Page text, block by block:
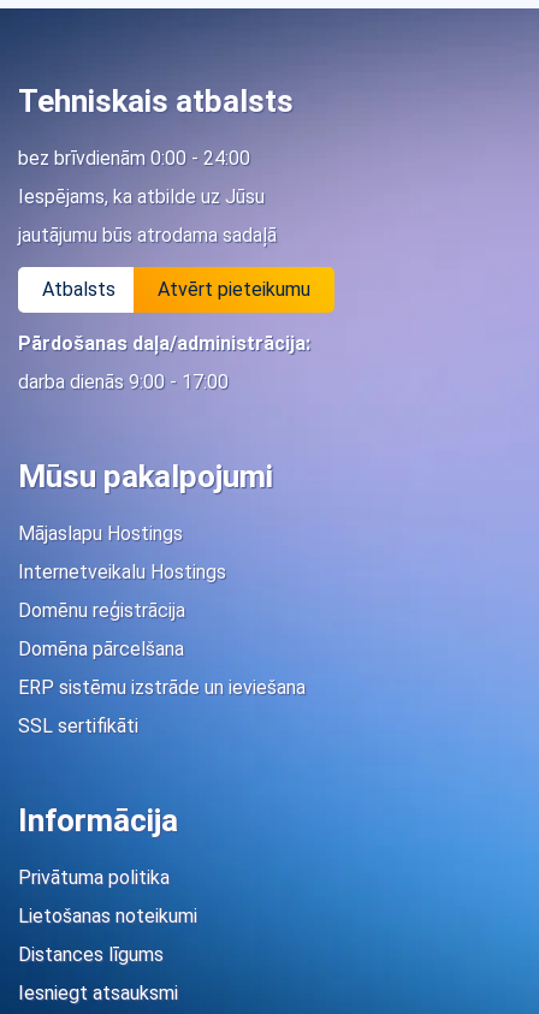
Tehniskais atbalsts
bez brīvdienām 0:00 - 24:00
Iespējams, ka atbilde uz Jūsu
jautājumu būs atrodama sadaļā
Atbalsts Atvērt pieteikumu
Pārdošanas daļa/administrācija:
darba dienās 9:00 - 17:00
Mūsu pakalpojumi
Mājaslapu Hostings
Internetveikalu Hostings
Domēnu reģistrācija
Domēna pārcelšana
ERP sistēmu izstrāde un ieviešana
SSL sertifikāti
Informācija
Privātuma politika
Lietošanas noteikumi
Distances līgums
Iesniegt atsauksmi